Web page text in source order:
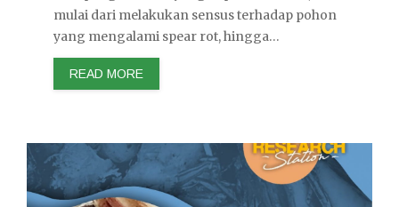
mulai dari melakukan sensus terhadap pohon
yang mengalami spear rot, hingga…
READ MORE